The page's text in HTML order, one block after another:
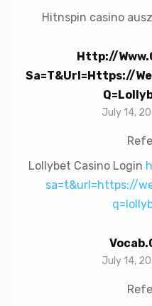
Hitnspin casino
Http://
Sa=t&url=https://
July 14,
Lollybet Casino Login
sa=t&url=https://
July 14,